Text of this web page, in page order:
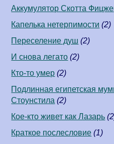
Аккумулятор Скотта
Капелька нетерпимости (2)
Переселение душ (2)
И снова легато (2)
Кто-то умер (2)
Подлинная египетская
Стоунстила (2)
Кое-кто живет как Лазарь
Краткое послесловие (1)